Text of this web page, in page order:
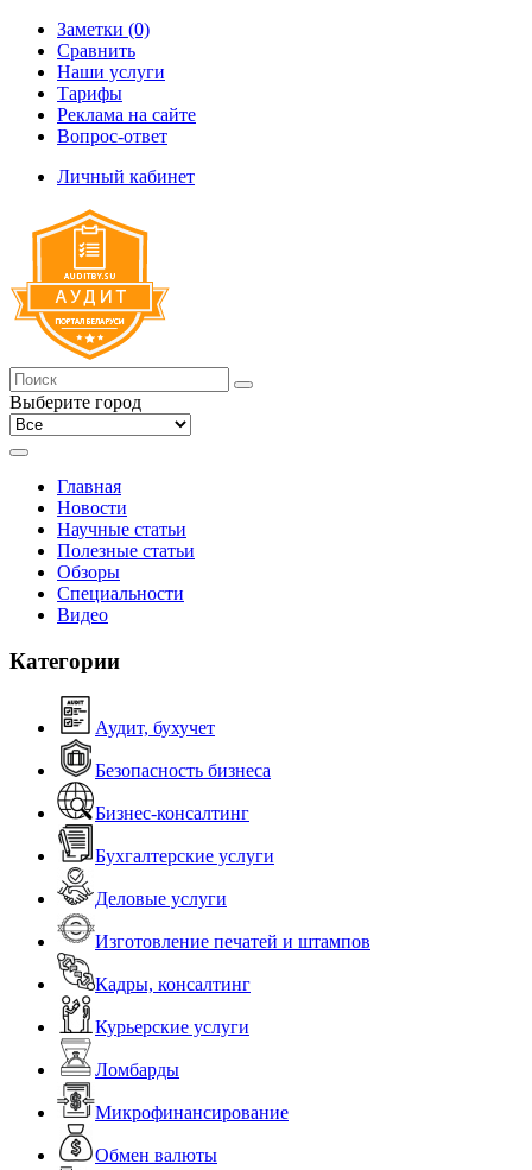
Заметки (0)
Сравнить
Наши услуги
Тарифы
Реклама на сайте
Вопрос-ответ
Личный кабинет
Выберите город
Главная
Новости
Научные статьи
Полезные статьи
Обзоры
Специальности
Видео
Категории
Аудит, бухучет
Безопасность бизнеса
Бизнес-консалтинг
Бухгалтерские услуги
Деловые услуги
Изготовление печатей и штампов
Кадры, консалтинг
Курьерские услуги
Ломбарды
Микрофинансирование
Обмен валюты